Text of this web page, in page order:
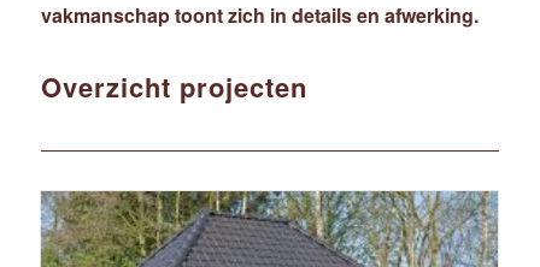
vakmanschap toont zich in details en afwerking.
Overzicht projecten